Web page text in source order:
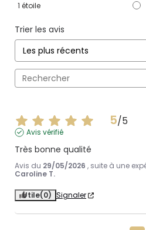
1 étoile
Trier les avis
5/5
Avis vérifié
Très bonne qualité
Avis du 29/05/2026 , suite à une
Caroline T.
Utile(0) Signaler